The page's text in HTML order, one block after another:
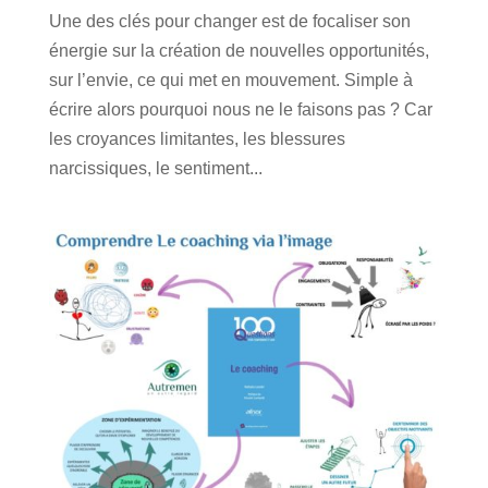
Une des clés pour changer est de focaliser son
énergie sur la création de nouvelles opportunités,
sur l’envie, ce qui met en mouvement. Simple à
écrire alors pourquoi nous ne le faisons pas ? Car
les croyances limitantes, les blessures
narcissiques, le sentiment...